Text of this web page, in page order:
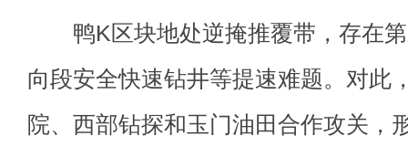
鸭K区块地处逆掩推覆带，存在第
向段安全快速钻井等提速难题。对此
院、西部钻探和玉门油田合作攻关，